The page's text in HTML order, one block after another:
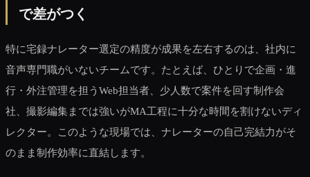
で差がつく
特に宅録ナレーター選定の精度が成果を左右するのは、社内に
音声専門職がいないチームです。たとえば、ひとりで企画・進
行・外注管理を担うWeb担当者、少人数で案件を回す制作会
社、撮影編集までは強いがMA工程に十分な時間を割けないディ
レクター。このような現場では、ナレーターの自己完結力がそ
のまま制作効率に直結します。